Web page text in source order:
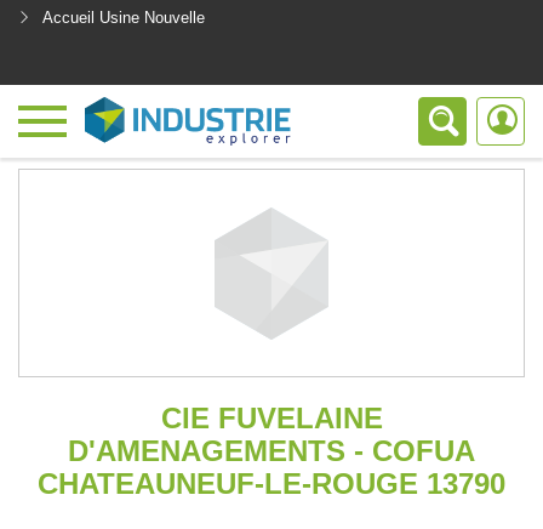
Accueil Usine Nouvelle
CIE FUVELAINE
D'AMENAGEMENTS - COFUA
CHATEAUNEUF-LE-ROUGE 13790